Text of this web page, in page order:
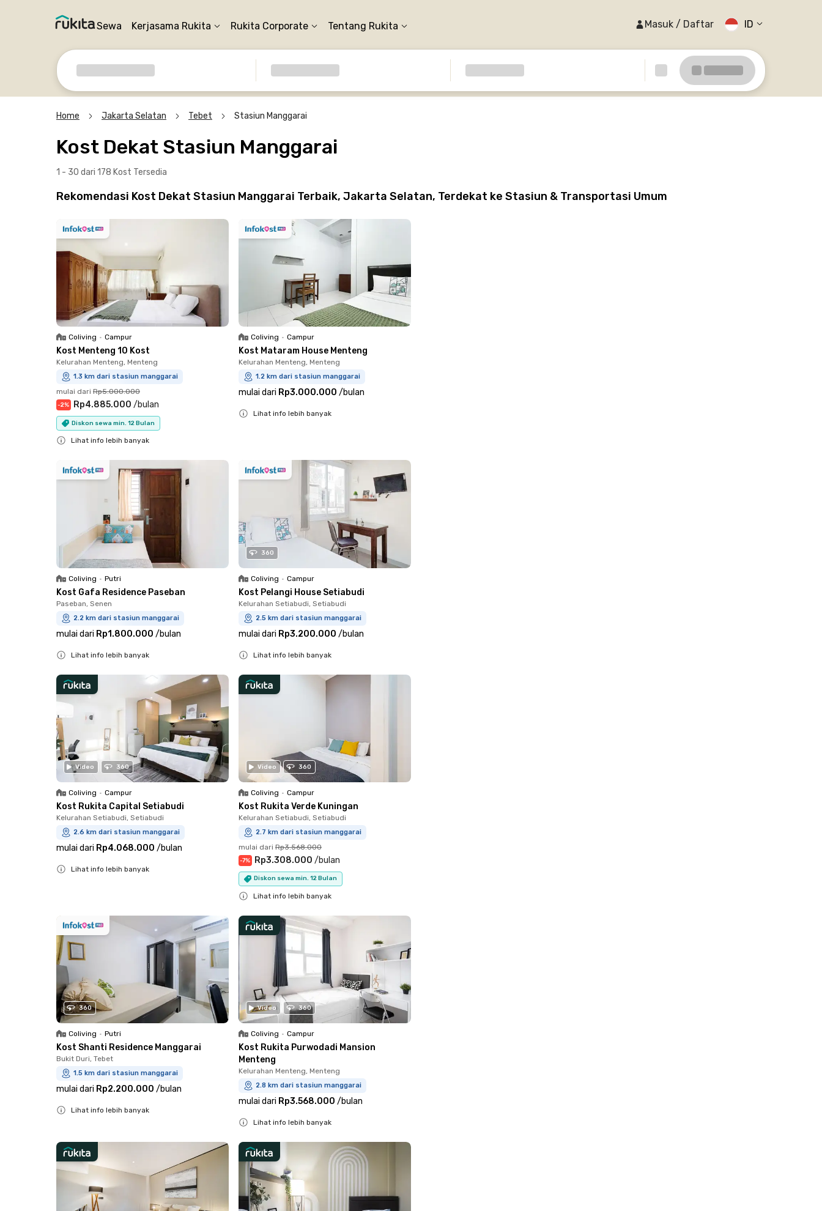
Sewa Kerjasama Rukita Rukita Corporate Tentang Rukita Masuk / Daftar ID
Home Jakarta Selatan Tebet Stasiun Manggarai
Kost Dekat Stasiun Manggarai
1 - 30 dari 178 Kost Tersedia
Rekomendasi Kost Dekat Stasiun Manggarai Terbaik, Jakarta Selatan, Terdekat ke Stasiun & Transportasi Umum
Coliving • Campur
Kost Menteng 10 Kost
Kelurahan Menteng, Menteng
1.3 km dari stasiun manggarai
mulai dari Rp5.000.000
-2% Rp4.885.000 /bulan
Diskon sewa min. 12 Bulan
Lihat info lebih banyak
Coliving • Campur
Kost Mataram House Menteng
Kelurahan Menteng, Menteng
1.2 km dari stasiun manggarai
mulai dari Rp3.000.000 /bulan
Lihat info lebih banyak
Coliving • Putri
Kost Gafa Residence Paseban
Paseban, Senen
2.2 km dari stasiun manggarai
mulai dari Rp1.800.000 /bulan
Lihat info lebih banyak
360
Coliving • Campur
Kost Pelangi House Setiabudi
Kelurahan Setiabudi, Setiabudi
2.5 km dari stasiun manggarai
mulai dari Rp3.200.000 /bulan
Lihat info lebih banyak
Video 360
Coliving • Campur
Kost Rukita Capital Setiabudi
Kelurahan Setiabudi, Setiabudi
2.6 km dari stasiun manggarai
mulai dari Rp4.068.000 /bulan
Lihat info lebih banyak
Video 360
Coliving • Campur
Kost Rukita Verde Kuningan
Kelurahan Setiabudi, Setiabudi
2.7 km dari stasiun manggarai
mulai dari Rp3.568.000
-7% Rp3.308.000 /bulan
Diskon sewa min. 12 Bulan
Lihat info lebih banyak
360
Coliving • Putri
Kost Shanti Residence Manggarai
Bukit Duri, Tebet
1.5 km dari stasiun manggarai
mulai dari Rp2.200.000 /bulan
Lihat info lebih banyak
Video 360
Coliving • Campur
Kost Rukita Purwodadi Mansion
Menteng
Kelurahan Menteng, Menteng
2.8 km dari stasiun manggarai
mulai dari Rp3.568.000 /bulan
Lihat info lebih banyak